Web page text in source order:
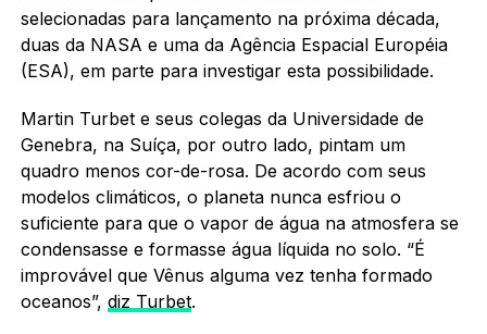
selecionadas para lançamento na próxima década,
duas da NASA e uma da Agência Espacial Européia
(ESA), em parte para investigar esta possibilidade.
Martin Turbet e seus colegas da Universidade de
Genebra, na Suíça, por outro lado, pintam um
quadro menos cor-de-rosa. De acordo com seus
modelos climáticos, o planeta nunca esfriou o
suficiente para que o vapor de água na atmosfera se
condensasse e formasse água líquida no solo. “É
improvável que Vênus alguma vez tenha formado
oceanos”, diz Turbet.